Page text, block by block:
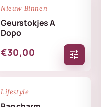
NIEUW
Nieuw Binnen
Geurstokjes A
Dopo
€30,00 tune
NIEUW
Lifestyle